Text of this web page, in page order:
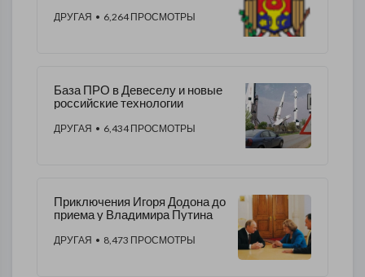
ДРУГАЯ • 6,264 ПРОСМОТРЫ
База ПРО в Девеселу и новые
российские технологии
ДРУГАЯ • 6,434 ПРОСМОТРЫ
Приключения Игоря Додона до
приема у Владимира Путина
ДРУГАЯ • 8,473 ПРОСМОТРЫ